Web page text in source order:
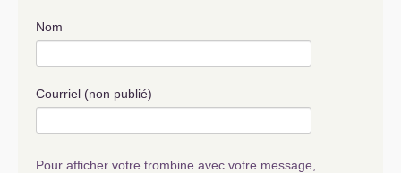
Nom
Courriel (non publié)
Pour afficher votre trombine avec votre message,